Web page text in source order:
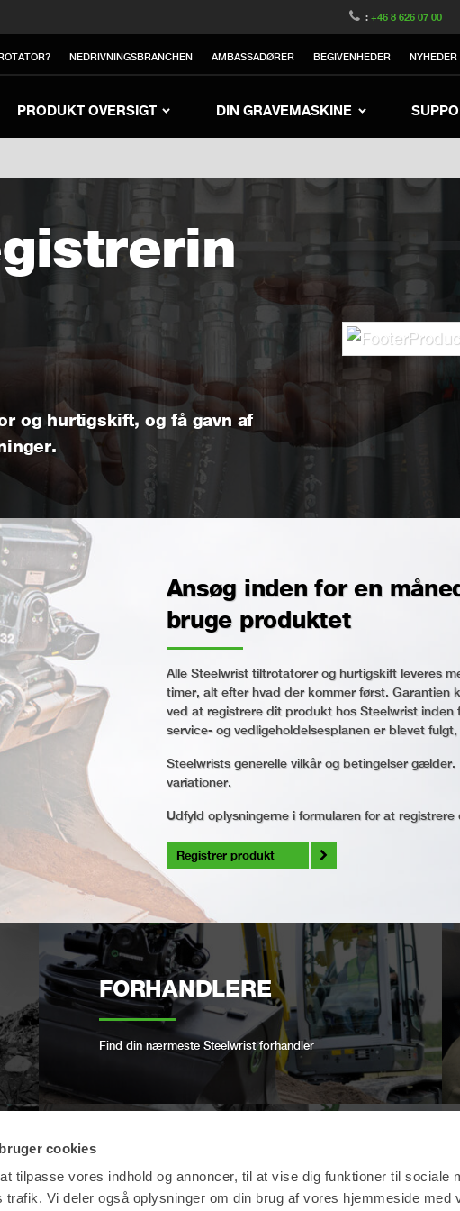
cookies
tilpasse vores indhold og annoncer, til at vise dig funktioner til sociale
trafik. Vi deler også oplysninger om din brug af vores hjemmeside med
:+46 8 626 07 00
NEDRIVNINGSBRANCHEN AMBASSADØRER BEGIVENHEDER NYHEDER
PRODUKT OVERSIGT DIN GRAVEMASKINE
Switch to Belgium
to United Kingdom Switch to Sweden Switch to Poland
to Netherlands Switch to Korea Switch to Japan
og hurtigskift, og få gavn af
Ansøg inden for en
bruge produktet
Alle Steelwrist tiltrotatorer og hurtigskift leveres
timer, alt efter hvad der kommer først. Garantien
ved at registrere dit produkt hos Steelwrist
service- og vedligeholdelsesplanen er blevet
Steelwrists generelle vilkår og betingelser
variationer.
Udfyld oplysningerne i formularen for at
Registrer produkt
FORHANDLERE
Find din nærmeste Steelwrist forhandler
OPEN-S STANDARD